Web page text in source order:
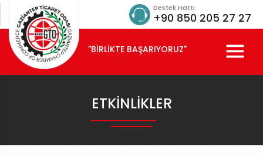
Destek Hattı
+90 850 205 27 27
"BİRLİKTE BAŞARIYORUZ"
ETKINLIKLER